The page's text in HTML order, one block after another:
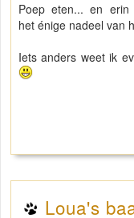
Poep eten... en erin
het énige nadeel van
Iets anders weet ik
Loua's